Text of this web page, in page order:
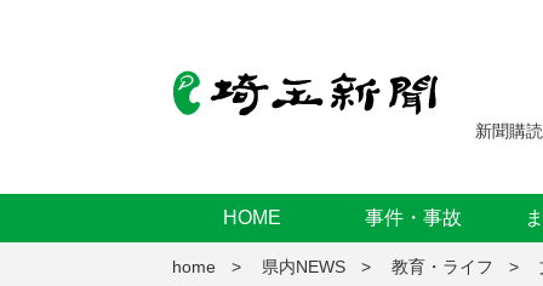
新聞購読
HOME 事件・事故
home 県内NEWS 教育・ライフ